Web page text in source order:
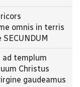
omnis in terris
ad templum
Christus
gaudeamus